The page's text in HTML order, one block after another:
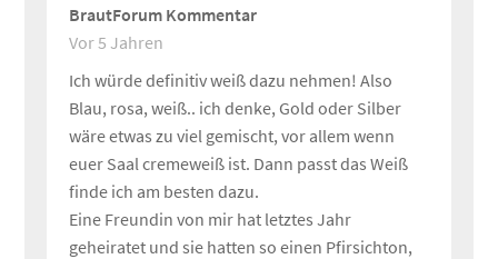
BrautForum Kommentar
Vor 5 Jahren
Ich würde definitiv weiß dazu nehmen! Also
Blau, rosa, weiß.. ich denke, Gold oder Silber
wäre etwas zu viel gemischt, vor allem wenn
euer Saal cremeweiß ist. Dann passt das Weiß
finde ich am besten dazu.
Eine Freundin von mir hat letztes Jahr
geheiratet und sie hatten so einen Pfirsichton,